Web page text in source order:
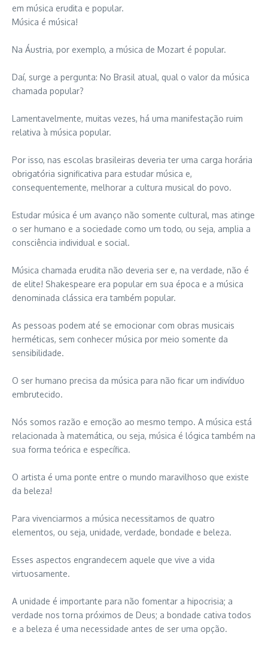
em música erudita e popular.
Música é música!
Na Áustria, por exemplo, a música de Mozart é popular.
Daí, surge a pergunta: No Brasil atual, qual o valor da música
chamada popular?
Lamentavelmente, muitas vezes, há uma manifestação ruim
relativa à música popular.
Por isso, nas escolas brasileiras deveria ter uma carga horária
obrigatória significativa para estudar música e,
consequentemente, melhorar a cultura musical do povo.
Estudar música é um avanço não somente cultural, mas atinge
o ser humano e a sociedade como um todo, ou seja, amplia a
consciência individual e social.
Música chamada erudita não deveria ser e, na verdade, não é
de elite! Shakespeare era popular em sua época e a música
denominada clássica era também popular.
As pessoas podem até se emocionar com obras musicais
herméticas, sem conhecer música por meio somente da
sensibilidade.
O ser humano precisa da música para não ficar um indivíduo
embrutecido.
Nós somos razão e emoção ao mesmo tempo. A música está
relacionada à matemática, ou seja, música é lógica também na
sua forma teórica e específica.
O artista é uma ponte entre o mundo maravilhoso que existe
da beleza!
Para vivenciarmos a música necessitamos de quatro
elementos, ou seja, unidade, verdade, bondade e beleza.
Esses aspectos engrandecem aquele que vive a vida
virtuosamente.
A unidade é importante para não fomentar a hipocrisia; a
verdade nos torna próximos de Deus; a bondade cativa todos
e a beleza é uma necessidade antes de ser uma opção.